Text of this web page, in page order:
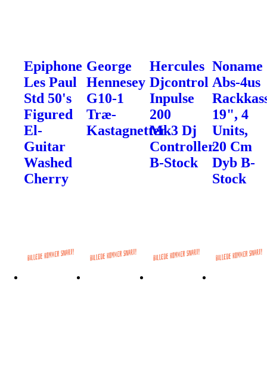
Epiphone
Les Paul
Std 50's
Figured
El-
Guitar
Washed
Cherry
George
Hennesey
G10-1
Træ-
Kastagnetter
Hercules
Djcontrol
Inpulse
200
Mk3 Dj
Controller
B-Stock
Noname
Abs-4us
19", 4
Units,
20 Cm
Dyb B-
Stock